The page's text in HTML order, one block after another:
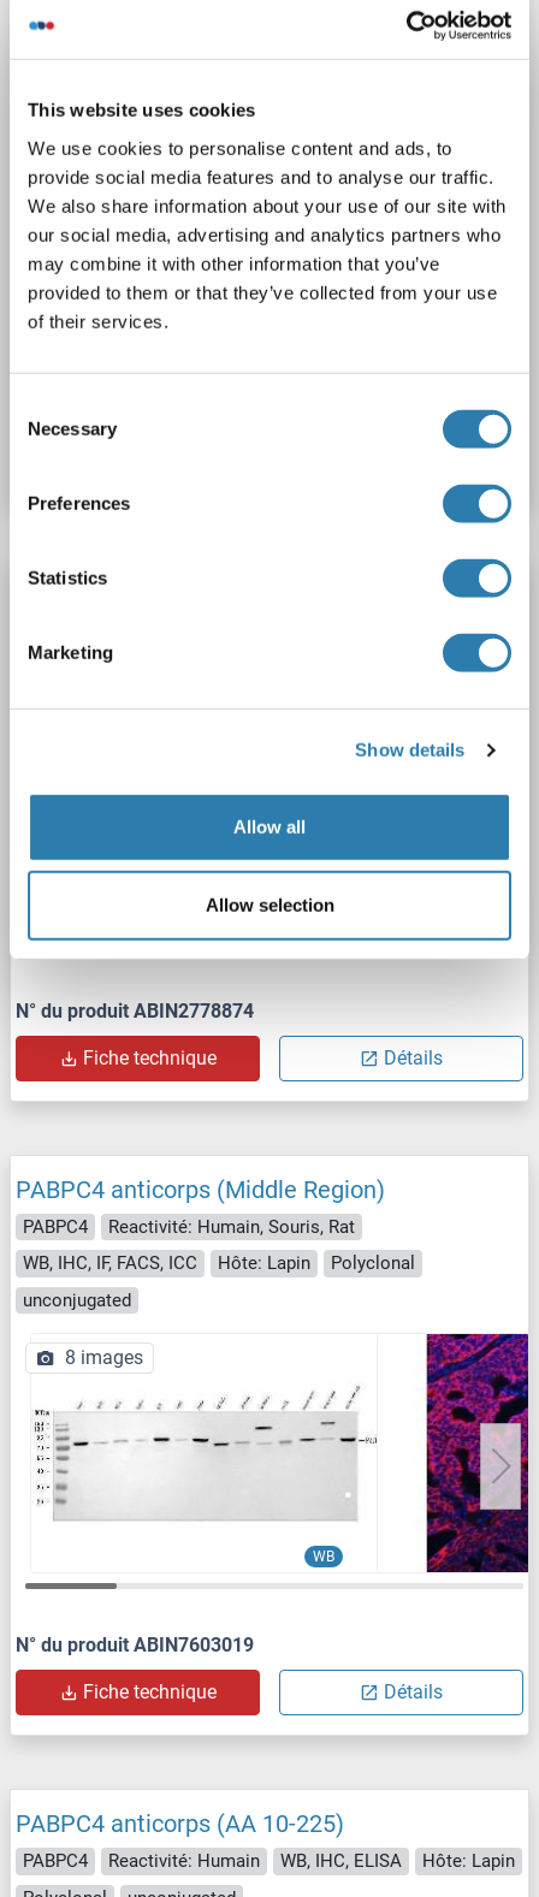
This website uses cookies
We use cookies to personalise content and ads, to
provide social media features and to analyse our traffic.
We also share information about your use of our site with
our social media, advertising and analytics partners who
may combine it with other information that you’ve
provided to them or that they’ve collected from your use
of their services.
Selection
Necessary
Preferences
Statistics
Marketing
Show details
Allow all
Allow selection
Hôte: Lapin
WB
PABPC4 anticorps (N-Term)
WB, IHC
Hôte: Lapin
N° du produit ABIN2778874
Fiche technique Détails
PABPC4 anticorps (Middle Region)
PABPC4
Reactivité: Humain, Souris, Rat
WB, IHC, IF, FACS, ICC
Hôte: Lapin
Polyclonal
unconjugated
WB
8 images
N° du produit ABIN7603019
Fiche technique Détails
PABPC4 anticorps (AA 10-225)
PABPC4 Reactivité: Humain WB, IHC, ELISA
Hôte: Lapin